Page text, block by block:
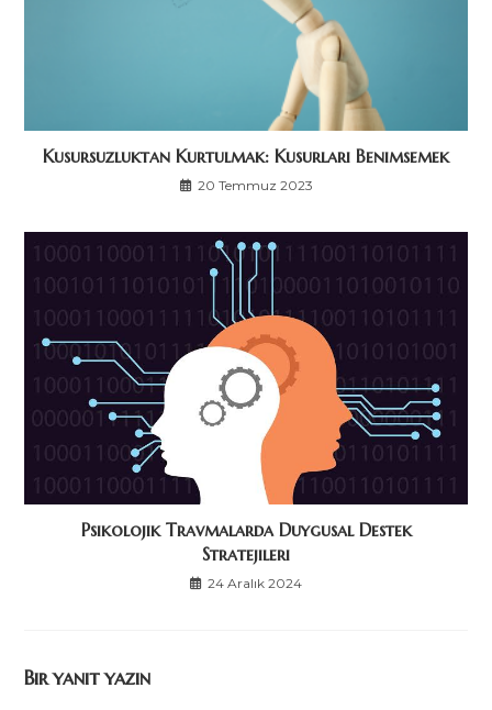
Kusursuzluktan Kurtulmak: Kusurları Benimsemek
20 Temmuz 2023
Psikolojik Travmalarda Duygusal Destek
Stratejileri
24 Aralık 2024
Bir yanıt yazın